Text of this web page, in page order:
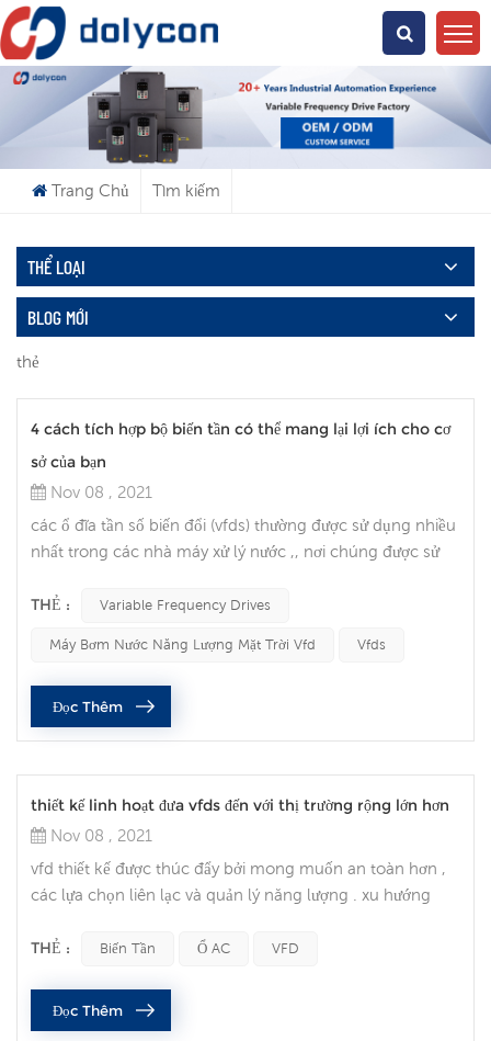
Bạn Đang Tìm Kiếm Cái Gì?
Trang Chủ Tìm kiếm
THỂ LOẠI
BLOG MỚI
thẻ
4 cách tích hợp bộ biến tần có thể mang lại lợi ích cho cơ
sở của bạn
Nov 08 , 2021
các ổ đĩa tần số biến đổi (vfds) thường được sử dụng nhiều
nhất trong các nhà máy xử lý nước ,, nơi chúng được sử
năm gần đây , chúng đã trở nên phổ biến trong nhiều lĩnh
của bạn có thể mang lại nhiều lợi ích . bao gồm tối ưu hóa
quy trình , tăng tuổi thọ động cơ , tiết kiệm năng lượng ,
và ...
THẺ : Variable Frequency Drives
Máy Bơm Nước Năng Lượng Mặt Trời Vfd Vfds
Đọc Thêm
thiết kế linh hoạt đưa vfds đến với thị trường rộng lớn hơn
Nov 08 , 2021
vfd thiết kế được thúc đẩy bởi mong muốn an toàn hơn ,
các lựa chọn liên lạc và quản lý năng lượng . xu hướng
thúc đẩy phát triển và thiết kế bộ truyền động tần số thay
trường được xác định , an toàn , quản lý năng lượng và
THẺ : Biến Tần Ổ AC VFD
Đọc Thêm